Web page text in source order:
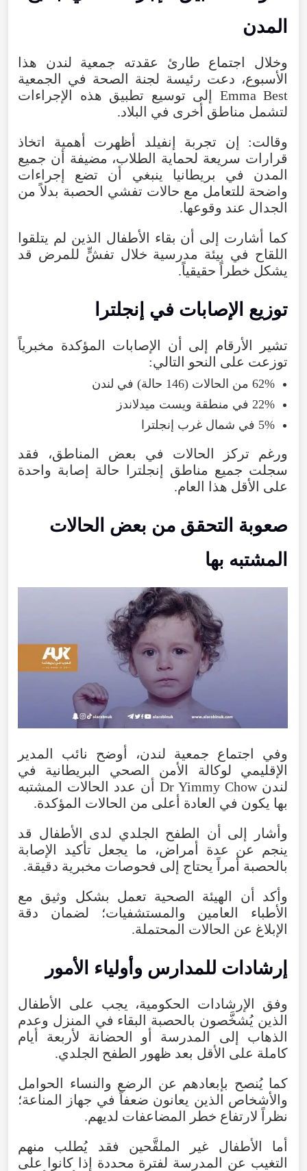
المدن
وخلال اجتماع طارئ عقدته جمعية لندن هذا
الأسبوع، دعت رئيسة لجنة الصحة في الجمعية
Emma Best إلى توسيع تطبيق هذه الإجراءات
لتشمل مناطق أخرى في البلاد.
وقالت: إن تجربة إنفيلد أظهرت أهمية اتخاذ
قرارات سريعة لحماية الطلاب، مضيفة أن جميع
المدن في بريطانيا ينبغي أن تضع إجراءات
واضحة للتعامل مع حالات تفشي الحصبة بدلاً من
الجدال عند وقوعها.
كما أشارت إلى أن بقاء الأطفال الذين لم يتلقوا
اللقاح في بيئة مدرسية خلال تفشٍّ للمرض قد
يشكل خطراً حقيقياً.
توزيع الإصابات في إنجلترا
تشير الأرقام إلى أن الإصابات المؤكدة مخبرياً
توزعت على النحو التالي:
62% من الحالات (146 حالة) في لندن
22% في منطقة ويست ميدلاندز
5% في شمال غرب إنجلترا
ورغم تركز الحالات في بعض المناطق، فقد
سجلت جميع مناطق إنجلترا حالة إصابة واحدة
على الأقل هذا العام.
صعوبة التحقق من بعض الحالات
المشتبه بها
وفي اجتماع جمعية لندن، أوضح نائب المدير
الإقليمي لوكالة الأمن الصحي البريطانية في
لندن Dr Yimmy Chow أن عدد الحالات المشتبه
بها يكون في العادة أعلى من الحالات المؤكدة.
وأشار إلى أن الطفح الجلدي لدى الأطفال قد
ينجم عن عدة أمراض، ما يجعل تأكيد الإصابة
بالحصبة أمراً يحتاج إلى فحوصات مخبرية دقيقة.
وأكد أن الهيئة الصحية تعمل بشكل وثيق مع
الأطباء العامين والمستشفيات؛ لضمان دقة
الإبلاغ عن الحالات المحتملة.
إرشادات للمدارس وأولياء الأمور
وفق الإرشادات الحكومية، يجب على الأطفال
الذين يُشخَّصون بالحصبة البقاء في المنزل وعدم
الذهاب إلى المدرسة أو الحضانة لأربعة أيام
كاملة على الأقل بعد ظهور الطفح الجلدي.
كما يُنصح بإبعادهم عن الرضع والنساء الحوامل
والأشخاص الذين يعانون ضعفاً في جهاز المناعة؛
نظراً لارتفاع خطر المضاعفات لديهم.
أما الأطفال غير الملقَّحين فقد يُطلب منهم
التغيب عن المدرسة لفترة محددة إذا كانوا على